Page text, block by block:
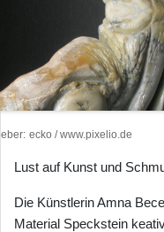
ecko / www.pixelio.de
Lust auf Kunst und
Die Künstlerin Amna
Material Speckstein